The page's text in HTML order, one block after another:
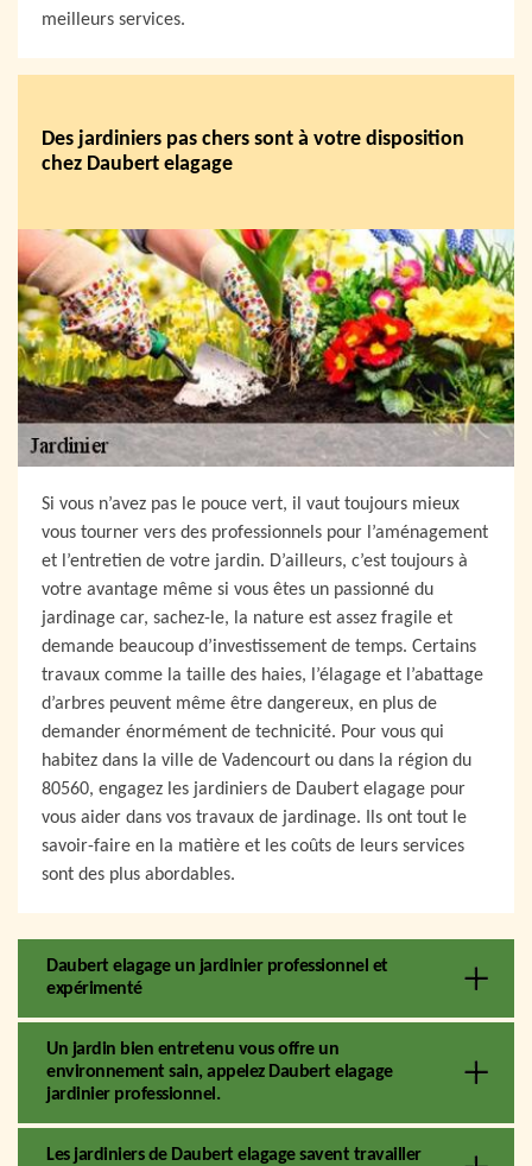
meilleurs services.
Des jardiniers pas chers sont à votre disposition
chez Daubert elagage
Si vous n’avez pas le pouce vert, il vaut toujours mieux
vous tourner vers des professionnels pour l’aménagement
et l’entretien de votre jardin. D’ailleurs, c’est toujours à
votre avantage même si vous êtes un passionné du
jardinage car, sachez-le, la nature est assez fragile et
demande beaucoup d’investissement de temps. Certains
travaux comme la taille des haies, l’élagage et l’abattage
d’arbres peuvent même être dangereux, en plus de
demander énormément de technicité. Pour vous qui
habitez dans la ville de Vadencourt ou dans la région du
80560, engagez les jardiniers de Daubert elagage pour
vous aider dans vos travaux de jardinage. Ils ont tout le
savoir-faire en la matière et les coûts de leurs services
sont des plus abordables.
Daubert elagage un jardinier professionnel et
expérimenté
Un jardin bien entretenu vous offre un
environnement sain, appelez Daubert elagage
jardinier professionnel.
Les jardiniers de Daubert elagage savent travailler